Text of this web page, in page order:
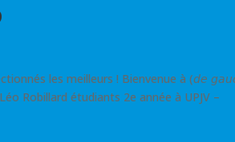
les meilleurs ! Bienvenue à (𝘥𝘦
Robillard étudiants 2e année à UPJV –